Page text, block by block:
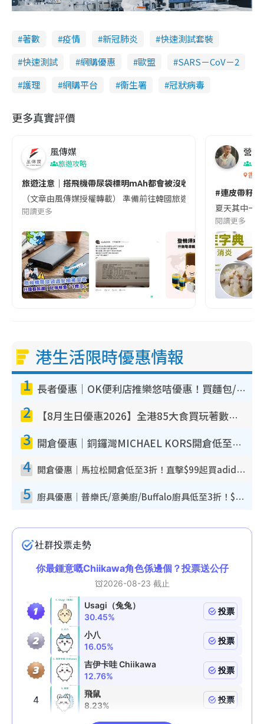
著數 疫情 新冠肺炎
快速測試套裝
快速測試
網購優惠 歐盟
SARS－CoV－2
護理
網購平台 衞生署 冠狀病毒
更多真實評價
風傳媒
旅遊攻略
旅遊注意｜搭飛機帶尿袋標明mAh都會被沒收😱出發前切記檢查
（文章由風傳媒授權轉載） 準備前往韓國旅遊的民眾，近期要
閱讀更多
營養
香港
#連皮帶籽
夏天其中一
閱讀更多
港生活限時優惠情報
1 長者優惠｜OK便利店推樂悠咭優惠！買麵包/牛奶/保健品拍卡即減
2 【8月生日優惠2026】全港85大食買玩著數攻略 自助餐/火鍋放題同行免費＋誠品/DONKI送現金券
3 開倉優惠｜銅鑼灣MICHAEL KORS開倉低至17折！直擊$500起買手袋/銀包/鞋款 必買經典Jet Set系列
4 開倉優惠｜馬拉松開倉低至3折！直擊$99起買adidas／New Balance／Puma鞋款 STANLEY保溫杯劈價至$119起
5 廚具優惠｜普樂氏/意美廚/Buffalo廚具低至3折！$89起買煎鍋／炒鑊／個人鍋 同場小家電激減至$99起